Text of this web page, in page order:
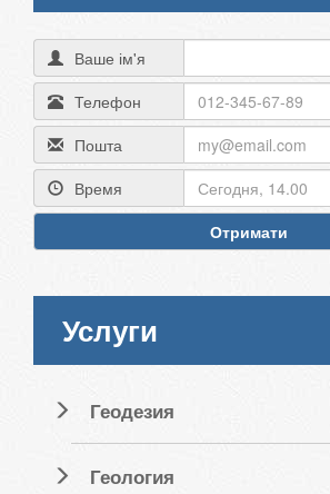
Ваше ім'я
Телефон
Пошта
Время
Отримати
Услуги
Геодезия
Геология